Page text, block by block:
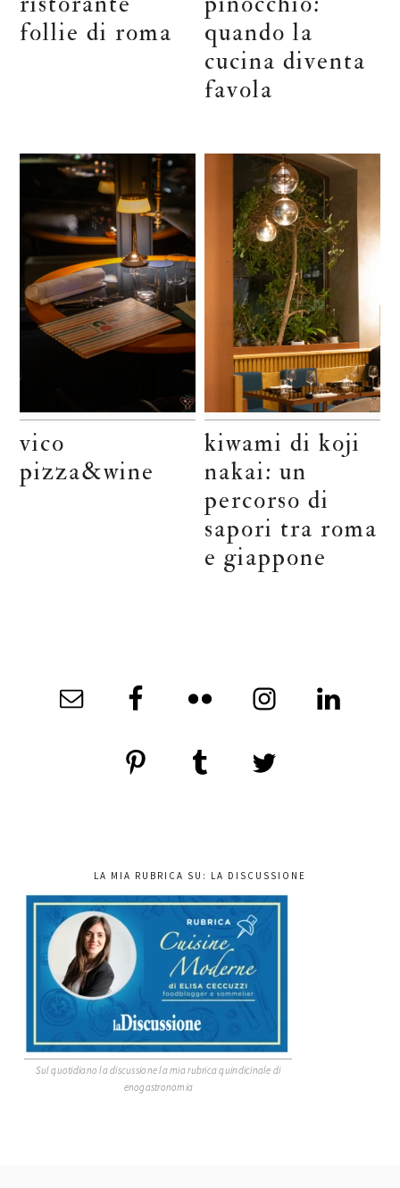
follie di roma
quando la
cucina diventa
favola
vico
pizza&wine
kiwami di koji
nakai: un
percorso di
sapori tra roma
e giappone
LA MIA RUBRICA SU: LA DISCUSSIONE
Sul quotidiano la discussione la mia rubrica quindicinale di
enogastronomia